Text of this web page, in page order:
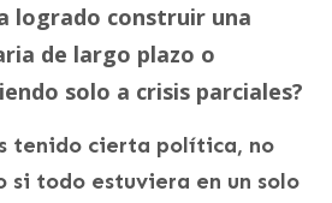
logrado construir una
de largo plazo o
solo a crisis parciales?
tenido cierta política, no
si todo estuviera en un solo